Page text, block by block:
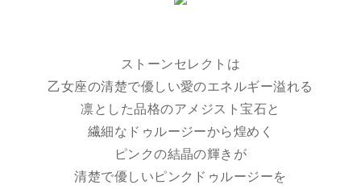
ストーンセレクトは
乙女座の清楚で優しい愛のエネルギー溢れる
凛とした品格のアメジスト宝石と
繊細なドゥルージーから煌めく
ピンクの結晶の輝きが
清楚で優しいピンクドゥルージーを